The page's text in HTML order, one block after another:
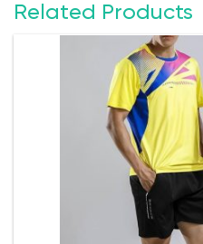
Related Products